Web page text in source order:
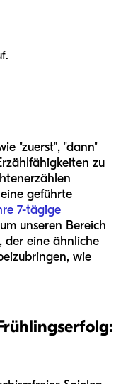
"zuerst", "dann"
zu
geführte
7-tägige
unseren Bereich
der eine ähnliche
wie